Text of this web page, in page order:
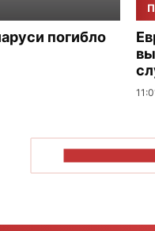
погибло